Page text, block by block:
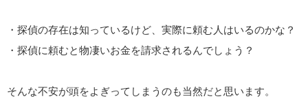
・探偵の存在は知っているけど、実際に頼む人はいるのかな？
・探偵に頼むと物凄いお金を請求されるんでしょう？
そんな不安が頭をよぎってしまうのも当然だと思います。